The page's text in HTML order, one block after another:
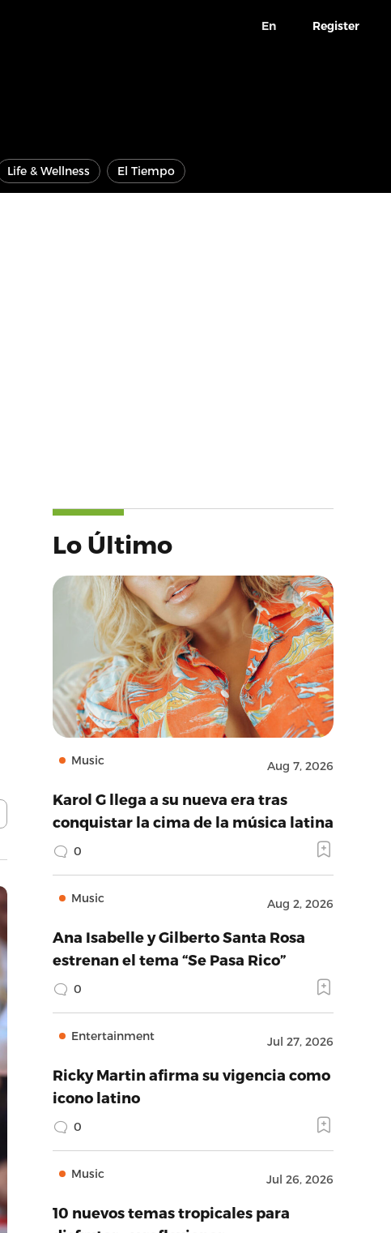
En Register
Life & Wellness El Tiempo
Lo Último
Music Aug 7, 2026
Karol G llega a su nueva era tras
conquistar la cima de la música latina
0
Music Aug 2, 2026
Ana Isabelle y Gilberto Santa Rosa
estrenan el tema “Se Pasa Rico”
0
Entertainment Jul 27, 2026
Ricky Martin afirma su vigencia como
icono latino
0
Music Jul 26, 2026
10 nuevos temas tropicales para